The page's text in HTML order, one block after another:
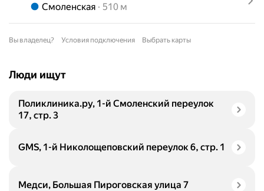
Метро Смоленская Расстояние 510 м
Смоленская 510 м
Вы владелец? Условия подключения Выбрать карты
Люди ищут
Поликлиника.ру, 1-й Смоленский переулок
17, стр. 3
GMS, 1-й Николощеповский переулок 6, стр. 1
Медси, Большая Пироговская улица 7